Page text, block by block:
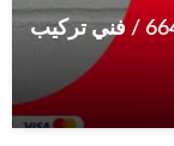
فني انتركم عبد الله مبارك / 66428585 / فني تركيب